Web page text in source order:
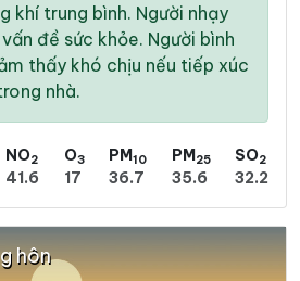
khí trung bình. Người nhạy
đề sức khỏe. Người bình
thấy khó chịu nếu tiếp xúc
nhà.
NO2
41.6
O3
17
PM10
36.7
PM25
35.6
SO2
32.2
hôn